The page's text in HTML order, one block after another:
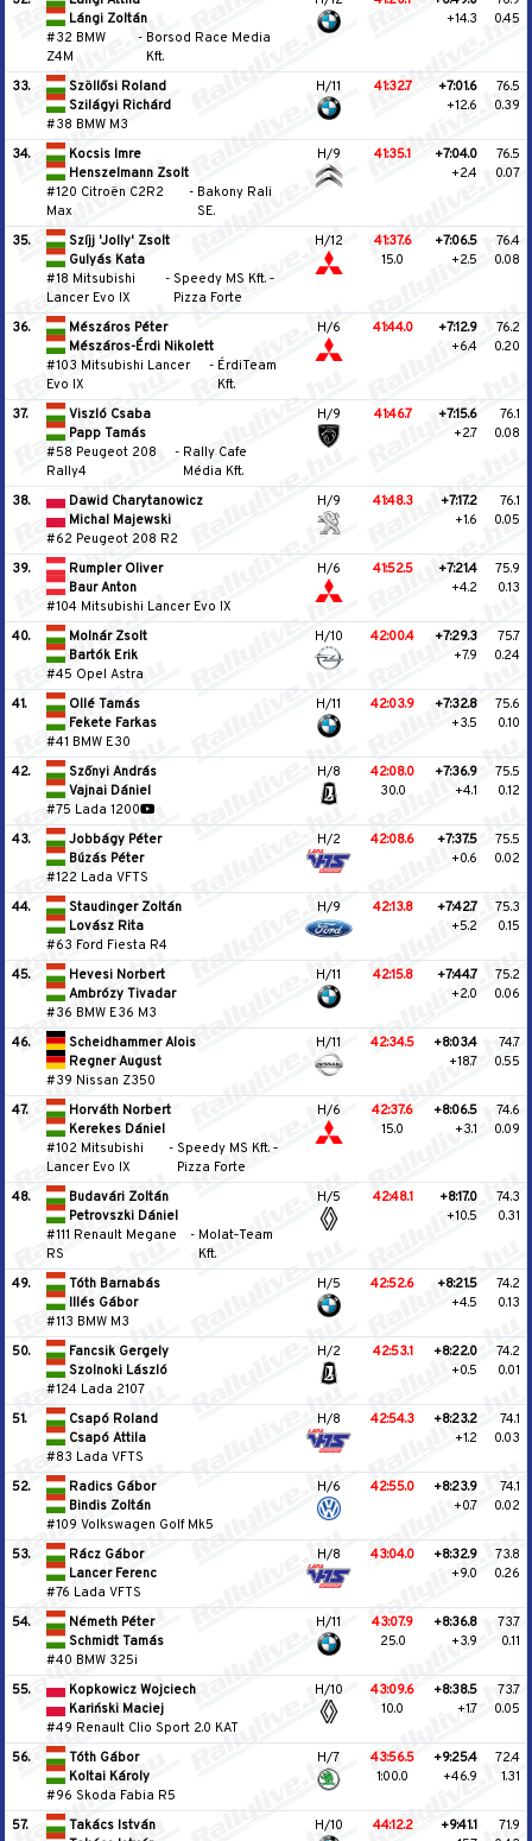
Lángi Zoltán
#32 BMW
Z4M
- Borsod Race Media
Kft.
+14.3
0.45
33.
Szöllősi Roland
Szilágyi Richárd
#38 BMW M3
H/11 41:32.7
+7:01.6
+12.6
76.5
0.39
34.
Kocsis Imre
Henszelmann Zsolt
#120 Citroën C2R2
Max
- Bakony Rali
SE.
H/9 41:35.1
+7:04.0
+2.4
76.5
0.07
35.
Szíjj 'Jolly' Zsolt
Gulyás Kata
#18 Mitsubishi
Lancer Evo IX
- Speedy MS Kft. ‐
Pizza Forte
H/12
41:37.6
15.0
+7:06.5
+2.5
76.4
0.08
36.
Mészáros Péter
Mészáros-Érdi Nikolett
#103 Mitsubishi Lancer
Evo IX
- ÉrdiTeam
Kft.
H/6 41:44.0
+7:12.9
+6.4
76.2
0.20
37.
Viszló Csaba
Papp Tamás
#58 Peugeot 208
Rally4
- Rally Cafe
Média Kft.
H/9 41:46.7
+7:15.6
+2.7
76.1
0.08
38.
Dawid Charytanowicz
Michal Majewski
#62 Peugeot 208 R2
H/9 41:48.3
+7:17.2
+1.6
76.1
0.05
39.
Rumpler Oliver
Baur Anton
#104 Mitsubishi Lancer Evo IX
H/6 41:52.5
+7:21.4
+4.2
75.9
0.13
40.
Molnár Zsolt
Bartók Erik
#45 Opel Astra
H/10 42:00.4
+7:29.3
+7.9
75.7
0.24
41.
Ollé Tamás
Fekete Farkas
#41 BMW E30
H/11 42:03.9
+7:32.8
+3.5
75.6
0.10
42.
Szőnyi András
Vajnai Dániel
#75 Lada 1200
H/8
42:08.0
30.0
+7:36.9
+4.1
75.5
0.12
43.
Jobbágy Péter
Búzás Péter
#122 Lada VFTS
H/2 42:08.6
+7:37.5
+0.6
75.5
0.02
44.
Staudinger Zoltán
Lovász Rita
#63 Ford Fiesta R4
H/9 42:13.8
+7:42.7
+5.2
75.3
0.15
45.
Hevesi Norbert
Ambrózy Tivadar
#36 BMW E36 M3
H/11 42:15.8
+7:44.7
+2.0
75.2
0.06
46.
Scheidhammer Alois
Regner August
#39 Nissan Z350
H/11 42:34.5
+8:03.4
+18.7
74.7
0.55
47.
Horváth Norbert
Kerekes Dániel
#102 Mitsubishi
Lancer Evo IX
- Speedy MS Kft. ‐
Pizza Forte
H/6
42:37.6
15.0
+8:06.5
+3.1
74.6
0.09
48.
Budavári Zoltán
Petrovszki Dániel
#111 Renault Megane
RS
- Molat‐Team
Kft.
H/5 42:48.1
+8:17.0
+10.5
74.3
0.31
49.
Tóth Barnabás
Illés Gábor
#113 BMW M3
H/5 42:52.6
+8:21.5
+4.5
74.2
0.13
50.
Fancsik Gergely
Szolnoki László
#124 Lada 2107
H/2 42:53.1
+8:22.0
+0.5
74.2
0.01
51.
Csapó Roland
Csapó Attila
#83 Lada VFTS
H/8 42:54.3
+8:23.2
+1.2
74.1
0.03
52.
Radics Gábor
Bindis Zoltán
#109 Volkswagen Golf Mk5
H/6 42:55.0
+8:23.9
+0.7
74.1
0.02
53.
Rácz Gábor
Lancer Ferenc
#76 Lada VFTS
H/8 43:04.0
+8:32.9
+9.0
73.8
0.26
54.
Németh Péter
Schmidt Tamás
#40 BMW 325i
H/11
43:07.9
25.0
+8:36.8
+3.9
73.7
0.11
55.
Kopkowicz Wojciech
Kariński Maciej
#49 Renault Clio Sport 2.0 KAT
H/10
43:09.6
10.0
+8:38.5
+1.7
73.7
0.05
56.
Tóth Gábor
Koltai Károly
#96 Skoda Fabia R5
H/7
43:56.5
1:00.0
+9:25.4
+46.9
72.4
1.31
57.
Takács István
H/10 44:12.2
+9:41.1
71.9